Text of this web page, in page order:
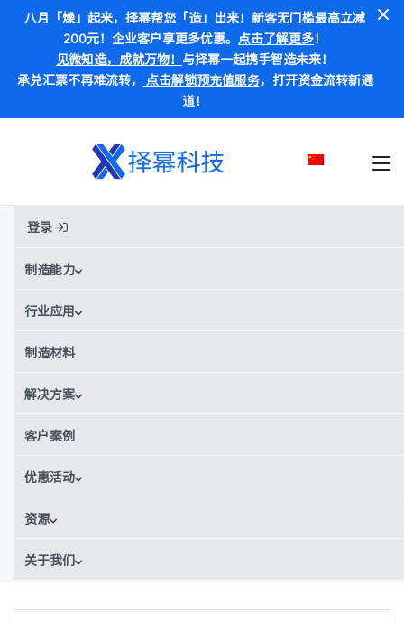
八月「燥」起来，择幂帮您「造」出来！新客无门槛最高立减
200元！企业客户享更多优惠。 点击了解更多！
见微知造，成就万物！ 与择幂一起携手智造未来！
承兑汇票不再难流转， 点击解锁预充值服务，打开资金流转新通
道！
登录
制造能力
行业应用
制造材料
解决方案
客户案例
优惠活动
资源
关于我们
首页材料PC-FDM
PC-FDM
别称:PC-FDM
价格范围：
获得实时报价